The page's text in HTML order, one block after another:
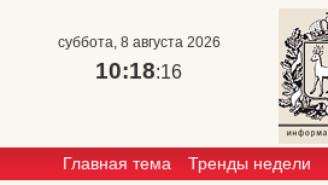
суббота, 8 августа 2026
10:18:16
Главная тема Тренды недели